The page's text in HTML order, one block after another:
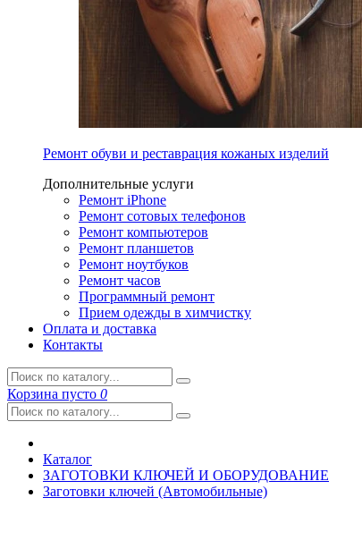
Ремонт обуви и реставрация кожаных изделий
Дополнительные услуги
Ремонт iPhone
Ремонт сотовых телефонов
Ремонт компьютеров
Ремонт планшетов
Ремонт ноутбуков
Ремонт часов
Программный ремонт
Прием одежды в химчистку
Оплата и доставка
Контакты
Корзина пусто 0
Каталог
ЗАГОТОВКИ КЛЮЧЕЙ И ОБОРУДОВАНИЕ
Заготовки ключей (Автомобильные)